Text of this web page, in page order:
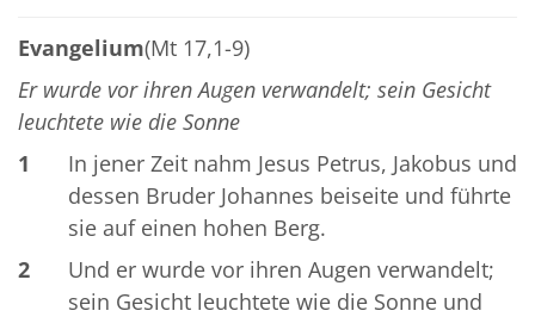
Evangelium(Mt 17,1-9)
Er wurde vor ihren Augen verwandelt; sein Gesicht
leuchtete wie die Sonne
1
In jener Zeit nahm Jesus Petrus, Jakobus und
dessen Bruder Johannes beiseite und führte
sie auf einen hohen Berg.
2
Und er wurde vor ihren Augen verwandelt;
sein Gesicht leuchtete wie die Sonne und